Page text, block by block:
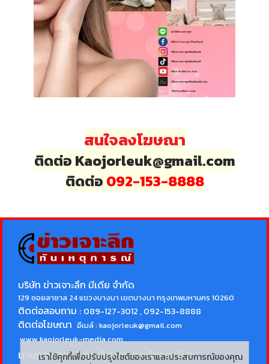
สนใจลงโฆษณา
ติดต่อ Kaojorleuk@gmail.com
ติดต่อ 092-153-8888
บริษัท ข่าวเจาะลึก มีเดีย จำกัด
129 ซอยลาซาล 24 แขวงบางนา เขตบางนา กรุงเทพมหานคร 10260
ติดต่อสอบถาม : 089-127-3012 , 092-153-8888
ติดต่อโฆษณา อีเมล์ :kaojorleuk@gmail.com
www.kaojorleuk-media.com
นายกรธนพล วิลัยเลิศบรรณาธิการบริหาร
เราใช้คุกกี้เพื่อปรับปรุงไซต์ของเราและประสบการณ์ของคุณ